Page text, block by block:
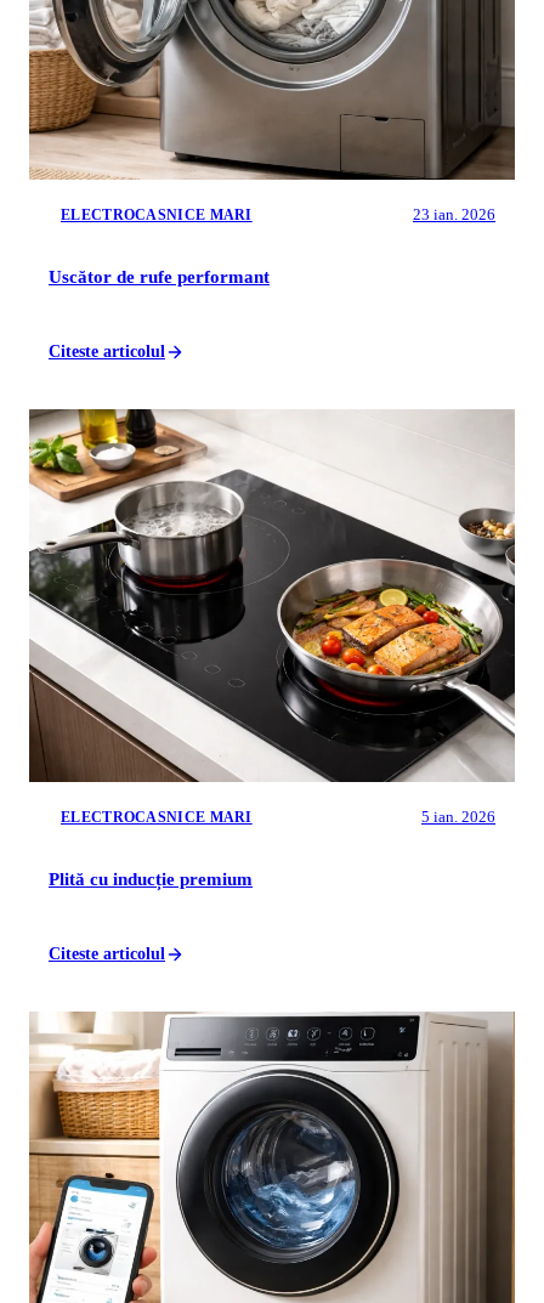
ELECTROCASNICE MARI 23 ian. 2026
Uscător de rufe performant
Citeste articolul
ELECTROCASNICE MARI 5 ian. 2026
Plită cu inducție premium
Citeste articolul